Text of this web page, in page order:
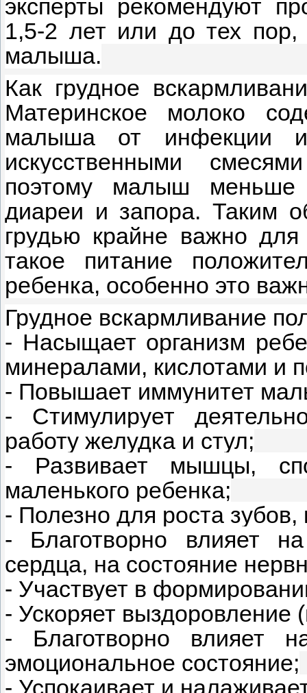
эксперты рекомендуют
1,5-2 лет или до тех
малыша.
Как грудное
Материнское молоко
малыша от инфекции
искусственными
поэтому малыш меньше
диареи и запора. Таким
грудью крайне важно
такое питание
ребенка, особенно это
Грудное вскармливание
- Насыщает организм
минералами, кислотами и
- Повышает иммунитет
- Стимулирует
работу желудка и стул;
- Развивает мышцы,
маленького ребенка;
- Полезно для роста зубов,
- Благотворно влияет
сердца, на состояние
- Участвует в
- Ускоряет
- Благотворно влияет
эмоциональное состояние;
- Успокаивает и